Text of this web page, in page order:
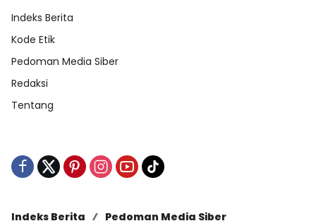
Indeks Berita
Kode Etik
Pedoman Media Siber
Redaksi
Tentang
Indeks Berita Pedoman Media Siber